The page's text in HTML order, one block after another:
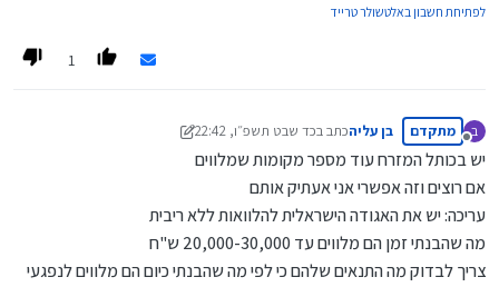
לפתיחת חשבון באלטשולר טרייד
1
ב
מנותק
מתקדם בן עליהכתב בכד שבט תשפ״ו, 22:42
נערך לאחרונה על ידי בן עליהכב חשוון תשפ״ז, 22:46
יש בכותל המזרח עוד מספר מקומות שמלווים
אם רוצים וזה אפשרי אני אעתיק אותם
עריכה: יש את האגודה הישראלית להלוואות ללא ריבית
מה שהבנתי זמן הם מלווים עד 20,000-30,000 ש"ח
צריך לבדוק מה התנאים שלהם כי לפי מה שהבנתי כיום הם מלווים לנפגעי